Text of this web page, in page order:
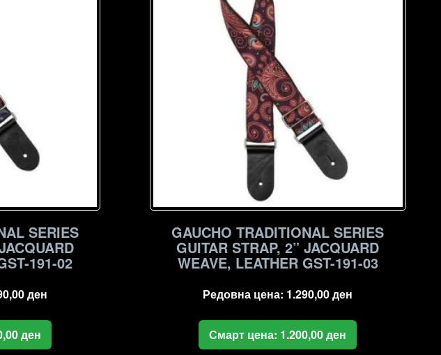
SERIES
191-02
ден
ден
GAUCHO TRADITIONAL SERIES
GUITAR STRAP, 2” JACQUARD
WEAVE, LEATHER GST-191-03
Редовна цена: 1.290,00ден
Смарт цена: 1.200,00ден